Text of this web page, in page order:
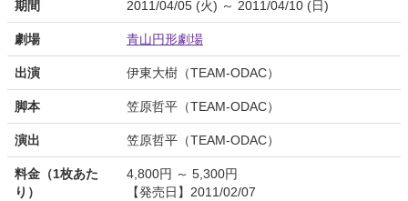
期間 2011/04/05 (火) ～ 2011/04/10 (日)
劇場 青山円形劇場
出演 伊東大樹（TEAM-ODAC）
脚本 笠原哲平（TEAM-ODAC）
演出 笠原哲平（TEAM-ODAC）
料金（1枚あた
り）
4,800円 ～ 5,300円
【発売日】2011/02/07